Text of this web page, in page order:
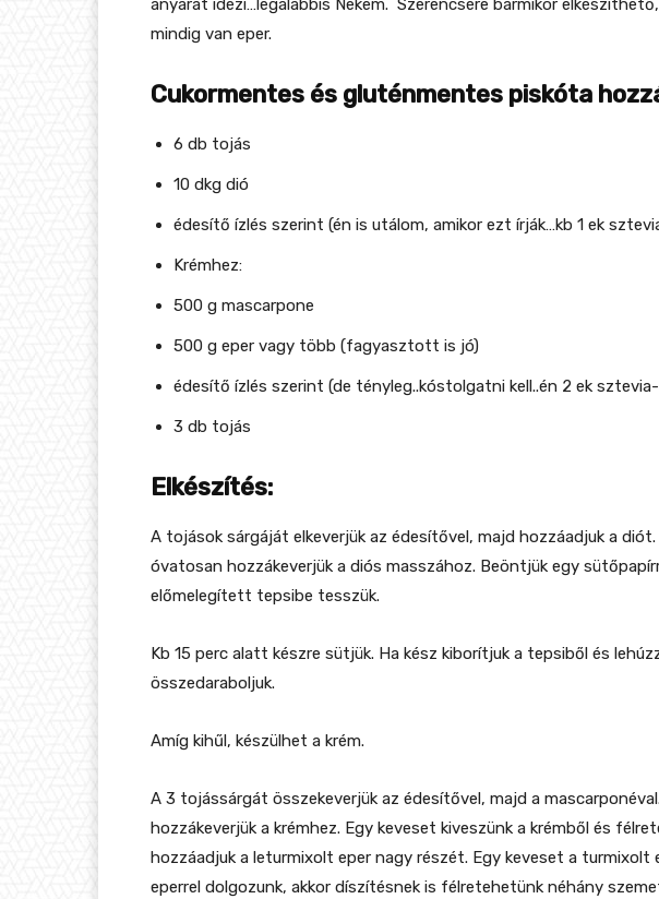
anyarat idézi…legalábbis Nekem. Szerencsére bármikor
mindig van eper.
Cukormentes és gluténmentes piskóta
6 db tojás
10 dkg dió
édesítő ízlés szerint (én is utálom, amikor ezt írják…kb 1 ek
Krémhez:
500 g mascarpone
500 g eper vagy több (fagyasztott is jó)
édesítő ízlés szerint (de tényleg..kóstolgatni kell..én 2 ek
3 db tojás
Elkészítés:
A tojások sárgáját elkeverjük az édesítővel, majd hozzáadjuk a
óvatosan hozzákeverjük a diós masszához. Beöntjük egy
előmelegített tepsibe tesszük.
Kb 15 perc alatt készre sütjük. Ha kész kiborítjuk a tepsiből és
összedaraboljuk.
Amíg kihűl, készülhet a krém.
A 3 tojássárgát összekeverjük az édesítővel, majd a
hozzákeverjük a krémhez. Egy keveset kiveszünk a krémből és
hozzáadjuk a leturmixolt eper nagy részét. Egy keveset a
eperrel dolgozunk, akkor díszítésnek is félretehetünk néhány